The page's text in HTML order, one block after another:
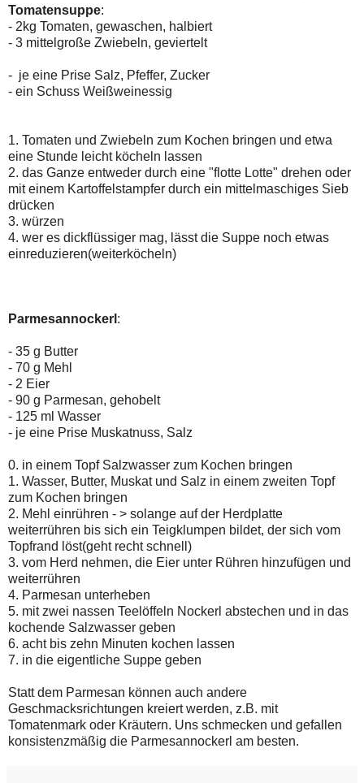
Tomatensuppe:
- 2kg Tomaten, gewaschen, halbiert
- 3 mittelgroße Zwiebeln, geviertelt
- je eine Prise Salz, Pfeffer, Zucker
- ein Schuss Weißweinessig
1. Tomaten und Zwiebeln zum Kochen bringen und etwa
eine Stunde leicht köcheln lassen
2. das Ganze entweder durch eine "flotte Lotte" drehen oder
mit einem Kartoffelstampfer durch ein mittelmaschiges Sieb
drücken
3. würzen
4. wer es dickflüssiger mag, lässt die Suppe noch etwas
einreduzieren(weiterköcheln)
Parmesannockerl :
- 35 g Butter
- 70 g Mehl
- 2 Eier
- 90 g Parmesan, gehobelt
- 125 ml Wasser
- je eine Prise Muskatnuss, Salz
0. in einem Topf Salzwasser zum Kochen bringen
1. Wasser, Butter, Muskat und Salz in einem zweiten Topf
zum Kochen bringen
2. Mehl einrühren - > solange auf der Herdplatte
weiterrühren bis sich ein Teigklumpen bildet, der sich vom
Topfrand löst(geht recht schnell)
3. vom Herd nehmen, die Eier unter Rühren hinzufügen und
weiterrühren
4. Parmesan unterheben
5. mit zwei nassen Teelöffeln Nockerl abstechen und in das
kochende Salzwasser geben
6. acht bis zehn Minuten kochen lassen
7. in die eigentliche Suppe geben
Statt dem Parmesan können auch andere
Geschmacksrichtungen kreiert werden, z.B. mit
Tomatenmark oder Kräutern. Uns schmecken und gefallen
konsistenzmäßig die Parmesannockerl am besten.